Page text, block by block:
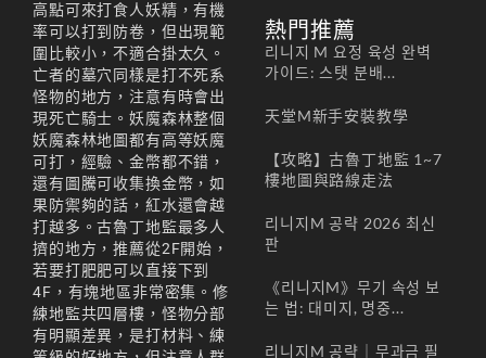
高點可來打食人妖精，有機
率可以打到防卷，但出現範
圍比較小，不適合掛太久。
亡者的墓穴同樣是打不死系
怪物的地方，注意有時會出
現死亡騎士。妖魔森林整個
妖魔森林地圖都有高等妖魔
可打，經驗、金幣都不錯，
還有圖騰可收集換金幣，如
果防禦夠的話，紅水還會越
打越多。古魯丁地監最多人
擠的地方，推薦從2F開始，
若要打肥肥可以直接下到
4F，有塊地區非常密集。修
練地監共四層樓，怪物分部
有明顯差異，是打材料、練
熱門推薦
리니지 M 요정 육성 완벽
가이드: 스탯 분배...
天堂M新手安裝教學
【攻略】古魯丁地監 1~7
樓地圖與路線走法
리니지M 공략 2026 최신
판
《리니지M》무기 속성 보
는 법: 대미지, 명중...
리니지M 공략｜무과금 필